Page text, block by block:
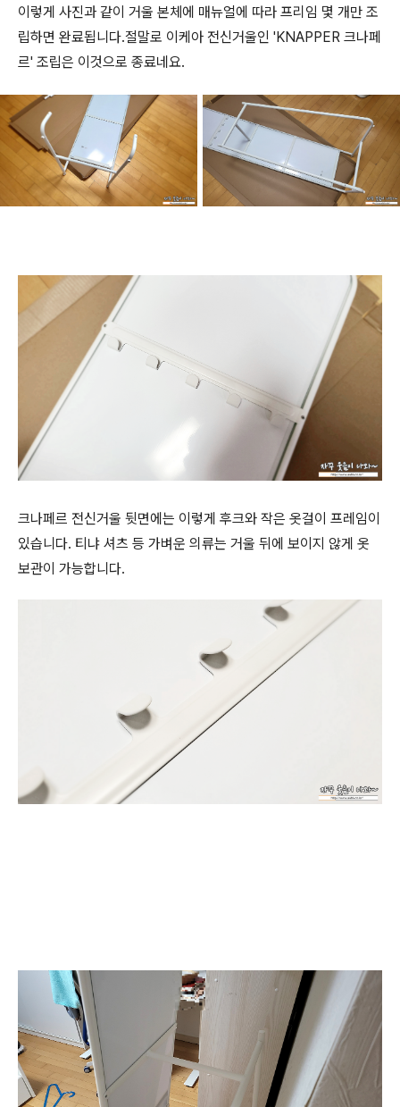
이렇게 사진과 같이 거울 본체에 매뉴얼에 따라 프리임 몇 개만 조
립하면 완료됩니다.절말로 이케아 전신거울인 'KNAPPER 크나페
르' 조립은 이것으로 종료네요.
크나페르 전신거울 뒷면에는 이렇게 후크와 작은 옷걸이 프레임이
있습니다. 티냐 셔츠 등 가벼운 의류는 거울 뒤에 보이지 않게 옷
보관이 가능합니다.